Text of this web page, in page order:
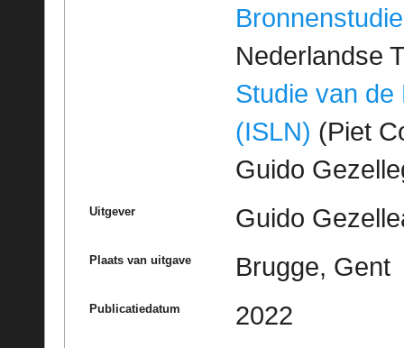
Bronnenstudie
Nederlandse
Studie van de
(ISLN) (Piet
Guido
Uitgever Guido
Plaats van uitgave Brugge, Gent
Publicatiedatum 2022